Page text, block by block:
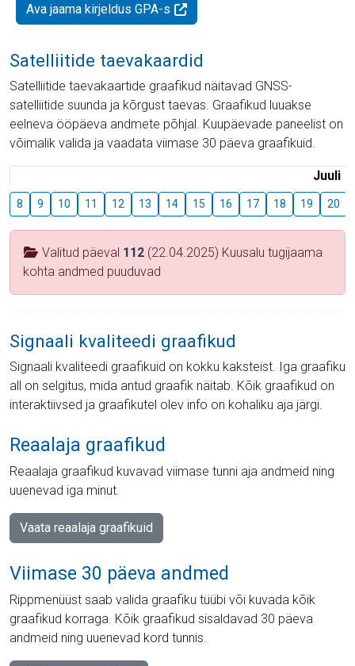
Ava jaama kirjeldus GPA-s
Satelliitide taevakaardid
Satelliitide taevakaartide graafikud näitavad GNSS-
satelliitide suunda ja kõrgust taevas. Graafikud luuakse
eelneva ööpäeva andmete põhjal. Kuupäevade paneelist on
võimalik valida ja vaadata viimase 30 päeva graafikuid.
Juuli
8 9 10 11 12 13 14 15 16 17 18 19 20
Valitud päeval 112 (22.04.2025) Kuusalu tugijaama
kohta andmed puuduvad
Signaali kvaliteedi graafikud
Signaali kvaliteedi graafikuid on kokku kaksteist. Iga graafiku
all on selgitus, mida antud graafik näitab. Kõik graafikud on
interaktiivsed ja graafikutel olev info on kohaliku aja järgi.
Reaalaja graafikud
Reaalaja graafikud kuvavad viimase tunni aja andmeid ning
uuenevad iga minut.
Vaata reaalaja graafikuid
Viimase 30 päeva andmed
Rippmenüüst saab valida graafiku tüübi või kuvada kõik
graafikud korraga. Kõik graafikud sisaldavad 30 päeva
andmeid ning uuenevad kord tunnis.